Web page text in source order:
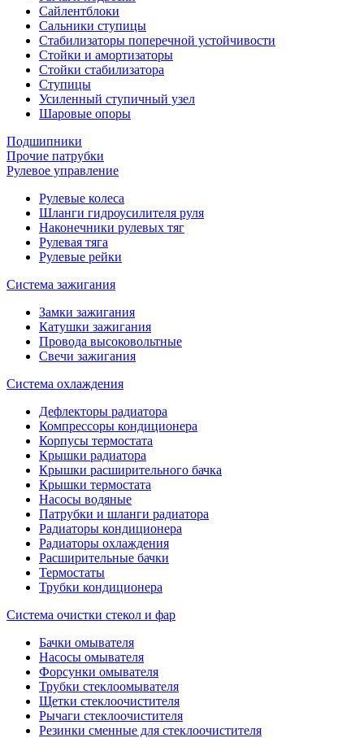
Сайлентблоки
Сальники ступицы
Стабилизаторы поперечной устойчивости
Стойки и амортизаторы
Стойки стабилизатора
Ступицы
Усиленный ступичный узел
Шаровые опоры
Подшипники
Прочие патрубки
Рулевое управление
Рулевые колеса
Шланги гидроусилителя руля
Наконечники рулевых тяг
Рулевая тяга
Рулевые рейки
Система зажигания
Замки зажигания
Катушки зажигания
Провода высоковольтные
Свечи зажигания
Система охлаждения
Дефлекторы радиатора
Компрессоры кондиционера
Корпусы термостата
Крышки радиатора
Крышки расширительного бачка
Крышки термостата
Насосы водяные
Патрубки и шланги радиатора
Радиаторы кондиционера
Радиаторы охлаждения
Расширительные бачки
Термостаты
Трубки кондиционера
Система очистки стекол и фар
Бачки омывателя
Насосы омывателя
Форсунки омывателя
Трубки стеклоомывателя
Щетки стеклоочистителя
Рычаги стеклоочистителя
Резинки сменные для стеклоочистителя